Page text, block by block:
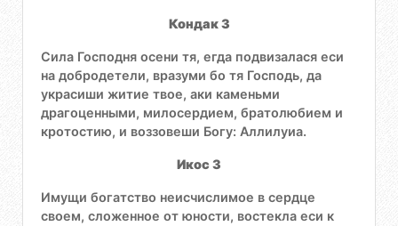
Кондак 3
Сила Господня осени тя, егда подвизалася еси
на добродетели, вразуми бо тя Господь, да
украсиши житие твое, аки каменьми
драгоценными, милосердием, братолюбием и
кротостию, и воззовеши Богу: Аллилуиа.
Икос 3
Имущи богатство неисчислимое в сердце
своем, сложенное от юности, востекла еси к